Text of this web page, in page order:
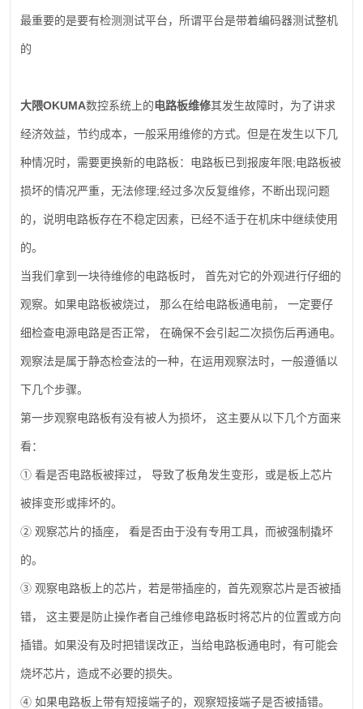
最重要的是要有检测测试平台，所谓平台是带着编码器测试整机
的
大隈OKUMA数控系统上的 电路板维修其发生故障时，为了讲求
经济效益，节约成本，一般采用维修的方式。但是在发生以下几
种情况时，需要更换新的电路板：电路板已到报废年限; 电路板被
损坏的情况严重，无法修理;经过多次反复维修，不断出现问题
的，说明电路板存在不稳定因素，已经不适于在机床中继续使用
的。
当我们拿到一块待维修的电路板时， 首先对它的外观进行仔细的
观察。如果电路板被烧过， 那么在给电路板通电前， 一定要仔
细检查电源电路是否正常， 在确保不会引起二次损伤后再通电。
观察法是属于静态检查法的一种，在运用观察法时，一般遵循以
下几个步骤。
第一步观察电路板有没有被人为损坏， 这主要从以下几个方面来
看：
① 看是否电路板被摔过， 导致了板角发生变形，或是板上芯片
被摔变形或摔坏的。
② 观察芯片的插座， 看是否由于没有专用工具，而被强制撬坏
的。
③ 观察电路板上的芯片，若是带插座的，首先观察芯片是否被插
错， 这主要是防止操作者自己维修电路板时将芯片的位置或方向
插错。如果没有及时把错误改正，当给电路板通电时，有可能会
烧坏芯片，造成不必要的损失。
④ 如果电路板上带有短接端子的，观察短接端子是否被插错。